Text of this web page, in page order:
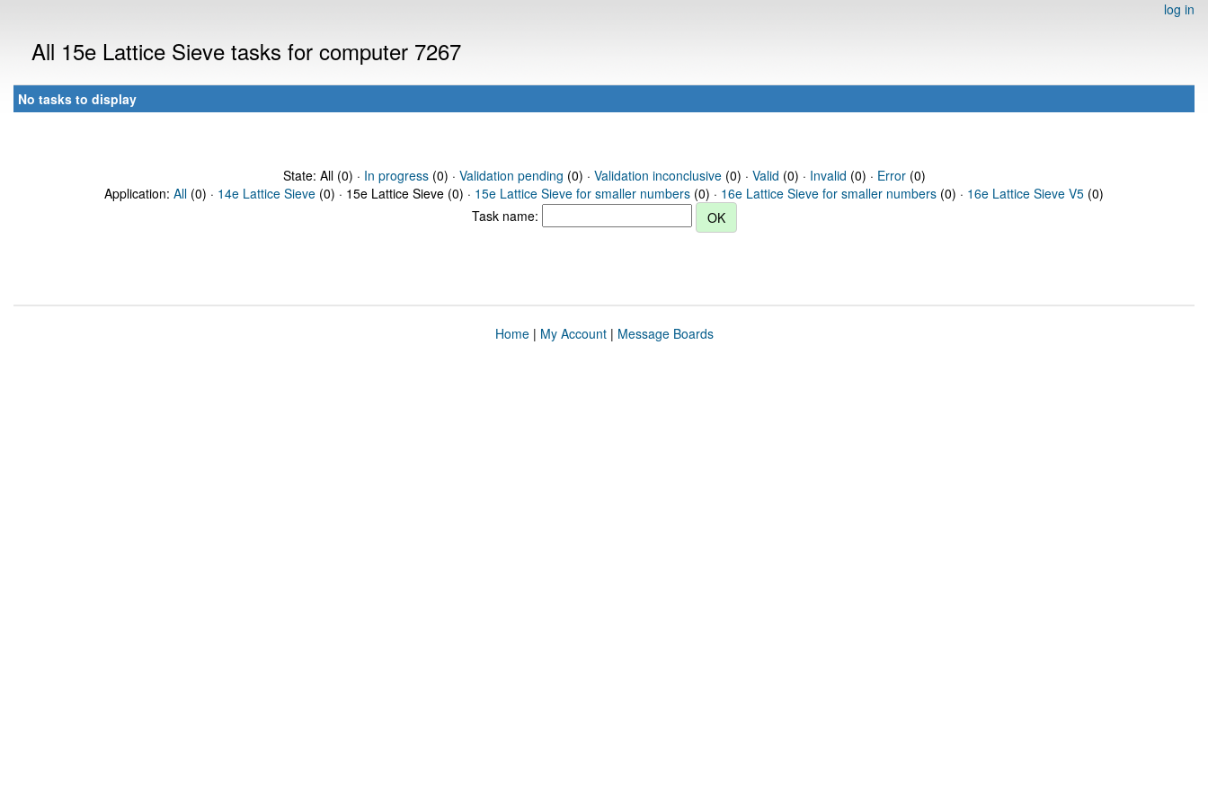
log in
All 15e Lattice Sieve tasks for computer 7267
No tasks to display
State: All (0) · In progress(0) · Validation pending (0) · Validation inconclusive(0) · Valid (0) · Invalid (0) · Error(0)
Application: All (0) · 14e Lattice Sieve (0) · 15e Lattice Sieve (0) · 15e Lattice Sieve for smaller numbers (0) · 16e Lattice Sieve for smaller numbers (0) · 16e Lattice Sieve V5 (0)
Task name:
Home| My Account| Message Boards